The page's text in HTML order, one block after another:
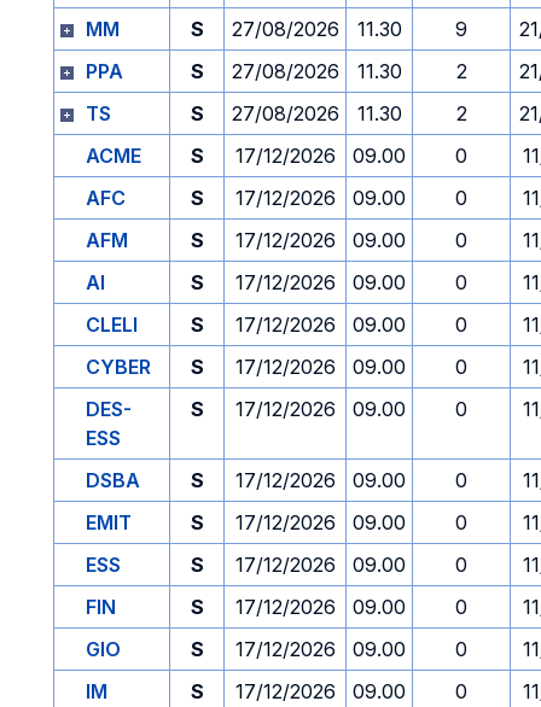
MM
S 27/08/2026 11.30 9
PPA
S 27/08/2026 11.30 2
TS
S 27/08/2026 11.30 2
ACME
S 17/12/2026 09.00 0
AFC
S 17/12/2026 09.00 0
AFM
S 17/12/2026 09.00 0
AI
S 17/12/2026 09.00 0
CLELI
S 17/12/2026 09.00 0
CYBER
S 17/12/2026 09.00 0
DES-
ESS
S 17/12/2026 09.00 0
DSBA S 17/12/2026 09.00 0
EMIT
S 17/12/2026 09.00 0
ESS
S 17/12/2026 09.00 0
FIN
S 17/12/2026 09.00 0
GIO
S 17/12/2026 09.00 0
IM
S 17/12/2026 09.00 0